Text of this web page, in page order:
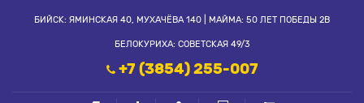
БИЙСК: ЯМИНСКАЯ 40, МУХАЧЁВА 140 | МАЙМА: 50 ЛЕТ ПОБЕДЫ 2В
БЕЛОКУРИХА: СОВЕТСКАЯ 49/3
+7 (3854) 255-007